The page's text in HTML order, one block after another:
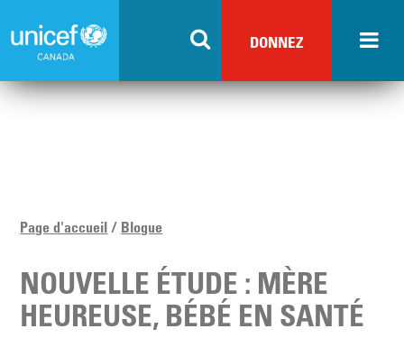
to
content
DONNEZ
Page d'accueil Blogue
NOUVELLE ÉTUDE : MÈRE
HEUREUSE, BÉBÉ EN SANTÉ